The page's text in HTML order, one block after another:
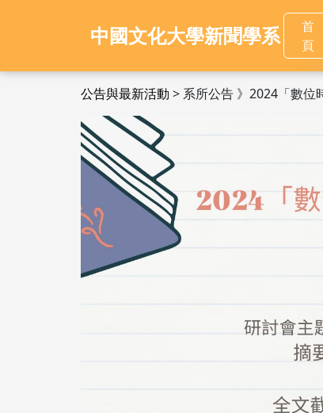
中國文化大學新聞學系
首
頁
公告與最新活動 > 系所公告 》2024「數位